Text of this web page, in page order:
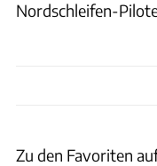
Nordschleifen-
Zu den Favoriten